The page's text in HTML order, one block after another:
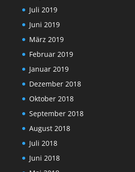
Juli 2019
Juni 2019
März 2019
Februar 2019
Januar 2019
Dezember 2018
Oktober 2018
September 2018
August 2018
Juli 2018
Juni 2018